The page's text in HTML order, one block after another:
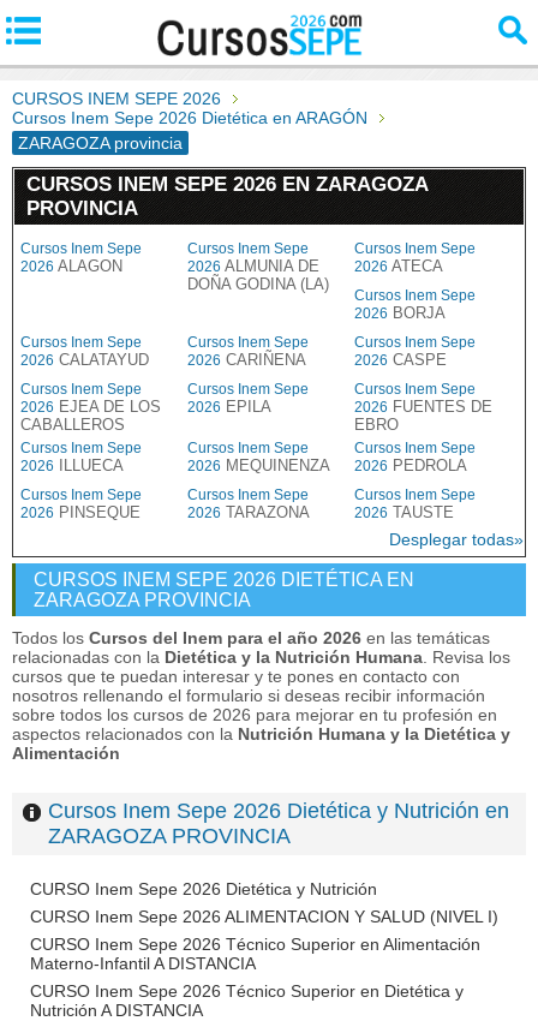
CURSOS INEM SEPE 2026
Cursos Inem Sepe 2026 Dietética en ARAGÓN
ZARAGOZA provincia
CURSOS INEM SEPE 2026 EN ZARAGOZA
PROVINCIA
Cursos Inem Sepe
2026 ALAGON
Cursos Inem Sepe
2026 ALMUNIA DE
DOÑA GODINA (LA)
Cursos Inem Sepe
2026 ATECA
Cursos Inem Sepe
2026 BORJA
Cursos Inem Sepe
2026 CALATAYUD
Cursos Inem Sepe
2026 CARIÑENA
Cursos Inem Sepe
2026 CASPE
Cursos Inem Sepe
2026 EJEA DE LOS
CABALLEROS
Cursos Inem Sepe
2026 EPILA
Cursos Inem Sepe
2026 FUENTES DE
EBRO
Cursos Inem Sepe
2026
ILLUECA
Cursos Inem Sepe
2026 MEQUINENZA
Cursos Inem Sepe
2026 PEDROLA
Cursos Inem Sepe
2026 PINSEQUE
Cursos Inem Sepe
2026 TARAZONA
Cursos Inem Sepe
2026 TAUSTE
Desplegar todas»
CURSOS INEM SEPE 2026 DIETÉTICA EN
ZARAGOZA PROVINCIA
Todos los Cursos del Inem para el año 2026 en las temáticas
relacionadas con la Dietética y la Nutrición Humana . Revisa los
cursos que te puedan interesar y te pones en contacto con
nosotros rellenando el formulario si deseas recibir información
sobre todos los cursos de 2026 para mejorar en tu profesión en
aspectos relacionados con la Nutrición Humana y la Dietética y
Alimentación
Cursos Inem Sepe 2026 Dietética y Nutrición en
ZARAGOZA PROVINCIA
CURSO Inem Sepe 2026 Dietética y Nutrición
CURSO Inem Sepe 2026 ALIMENTACION Y SALUD (NIVEL I)
CURSO Inem Sepe 2026 Técnico Superior en Alimentación
Materno-Infantil A DISTANCIA
CURSO Inem Sepe 2026 Técnico Superior en Dietética y
Nutrición A DISTANCIA